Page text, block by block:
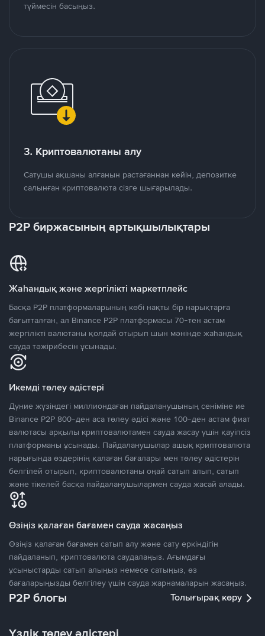
түймесін басыңыз.
3. Криптовалютаны алу
Сатушы ақшаны алғанын растағаннан кейін, депозитке
салынған криптовалюта сізге шығарылады.
P2P биржасының артықшылықтары
Жаһандық және жергілікті маркетплейс
Басқа P2P платформаларының көбі нақты бір нарықтарға
бағытталған, ал Binance P2P платформасы 70-тен астам
жергілікті валютаны қолдай отырып шын мәнінде жаһандық
сауда тәжірибесін ұсынады.
Икемді төлеу әдістері
Дүние жүзіндегі миллиондаған пайдаланушының сеніміне ие
Binance P2P 800-ден аса төлеу әдісі және 100-ден астам фиат
валютасы арқылы криптовалютамен сауда жасау үшін қауіпсіз
платформаны ұсынады. Пайдаланушылар ашық криптовалюта
нарығында өздерінің қалаған бағалары мен төлеу әдістерін
белгілей отырып, криптовалютаны оңай сатып алып, сатып
және тікелей басқа пайдаланушылармен сауда жасай алады.
Өзіңіз қалаған бағамен сауда жасаңыз
Өзіңіз қалаған бағамен сатып алу және сату еркіндігін
пайдаланып, криптовалюта саудалаңыз. Ағымдағы
ұсыныстарды сатып алыңыз немесе сатыңыз, өз
бағаларыңызды белгілеу үшін сауда жарнамаларын жасаңыз.
P2P блогы Толығырақ көру